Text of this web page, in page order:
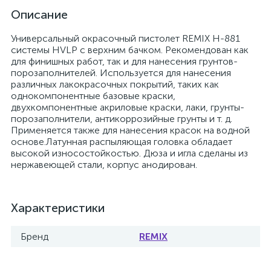
Описание
Универсальный окрасочный пистолет REMIX H-881
системы HVLP с верхним бачком. Рекомендован как
для финишных работ, так и для нанесения грунтов-
порозаполнителей. Используется для нанесения
различных лакокрасочных покрытий, таких как
однокомпонентные базовые краски,
двухкомпонентные акриловые краски, лаки, грунты-
порозаполнители, антикоррозийные грунты и т. д.
Применяется также для нанесения красок на водной
основе.Латунная распыляющая головка обладает
высокой износостойкостью. Дюза и игла сделаны из
нержавеющей стали, корпус анодирован.
Характеристики
Бренд REMIX